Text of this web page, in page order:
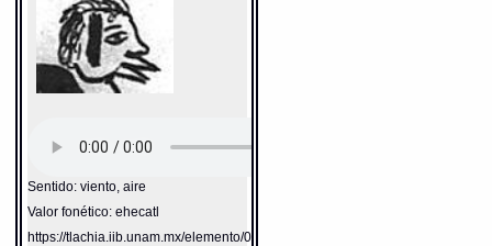
Sentido: viento, aire
Valor fonético: ehecatl
https://tlachia.iib.unam.mx/elemento/04.02.05